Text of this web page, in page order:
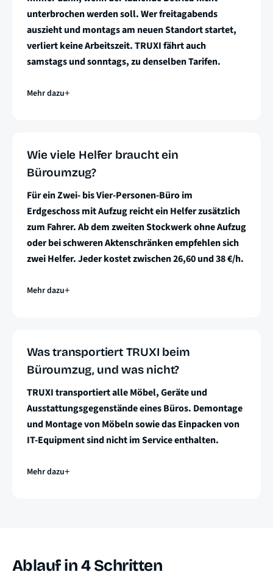
unterbrochen werden soll. Wer freitagabends
auszieht und montags am neuen Standort startet,
verliert keine Arbeitszeit. TRUXI fährt auch
samstags und sonntags, zu denselben Tarifen.
Mehr dazu
Wie viele Helfer braucht ein
Büroumzug?
Für ein Zwei- bis Vier-Personen-Büro im
Erdgeschoss mit Aufzug reicht ein Helfer zusätzlich
zum Fahrer. Ab dem zweiten Stockwerk ohne Aufzug
oder bei schweren Aktenschränken empfehlen sich
zwei Helfer. Jeder kostet zwischen 26,60 und 38 €/h.
Mehr dazu
Was transportiert TRUXI beim
Büroumzug, und was nicht?
TRUXI transportiert alle Möbel, Geräte und
Ausstattungsgegenstände eines Büros. Demontage
und Montage von Möbeln sowie das Einpacken von
IT-Equipment sind nicht im Service enthalten.
Mehr dazu
Ablauf in 4 Schritten